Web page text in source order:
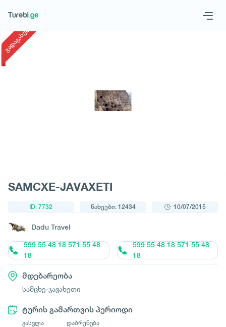
ვადაგასული
SAMCXE-JAVAXETI
ID: 7732 ნახვები: 12434 10/07/2015
Dadu Travel
599 55 48 18 571 55 48
18
599 55 48 18 571 55 48
18
მდებარეობა
სამცხე-ჯავახეთი
ტურის გამართვის პერიოდი
გასვლა დაბრუნება